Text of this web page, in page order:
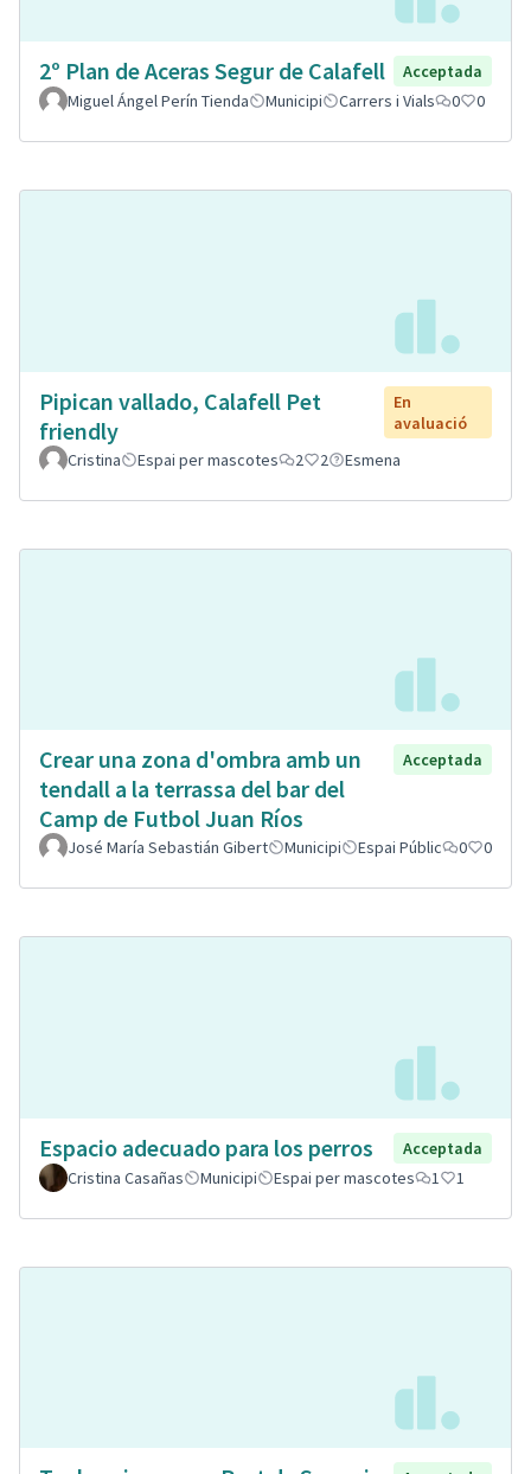
2º Plan de Aceras Segur de Calafell
Acceptada
Miguel Ángel Perín Tienda
Municipi Carrers i Vials 0 0
Pipican vallado, Calafell Pet
friendly
En
avaluació
Cristina
Espai per mascotes 2 2 Esmena
Crear una zona d'ombra amb un
tendall a la terrassa del bar del
Camp de Futbol Juan Ríos
Acceptada
José María Sebastián Gibert Municipi Espai Públic 0 0
Espacio adecuado para los perros
Acceptada
Cristina Casañas
Municipi Espai per mascotes 1 1